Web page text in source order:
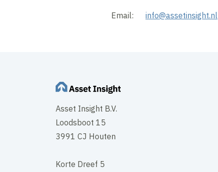
Email: info@assetinsight.nl
Asset Insight B.V.
Loodsboot 15
3991 CJ Houten
Korte Dreef 5